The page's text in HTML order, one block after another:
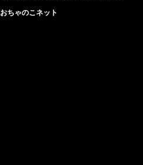
おちゃのこネット